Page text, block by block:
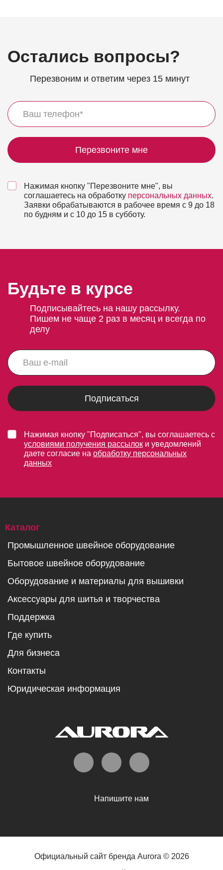
Остались вопросы?
Перезвоним и ответим через 15 минут
Перезвоните мне
Нажимая кнопку "Перезвоните мне", вы
соглашаетесь на обработку персональных данных.
Заявки обрабатываются в рабочее время с 9 до 18
по будням и с 10 до 15 в субботу.
Будьте в курсе
Подписывайтесь на нашу рассылку.
Пишем не чаще 2 раз в месяц и всегда по
делу
Подписаться
Нажимая кнопку "Подписаться", вы соглашаетесь с
условиями получения рассылок и уведомлений
даете согласие на обработку персональных
данных
Напишите нам
Каталог
Промышленное швейное оборудование
Бытовое швейное оборудование
Оборудование и материалы для вышивки
Аксессуары для шитья и творчества
Поддержка
Где купить
Для бизнеса
Контакты
Юридическая информация
Официальный сайт бренда Aurora © 2026